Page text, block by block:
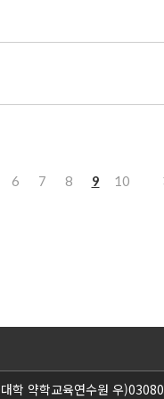
6 7 8 9 10
학 약학교육연수원 우)03080